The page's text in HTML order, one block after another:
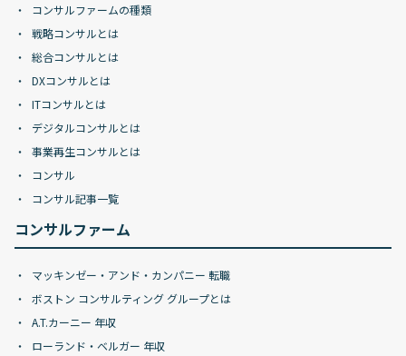
コンサルファームの種類
戦略コンサルとは
総合コンサルとは
DXコンサルとは
ITコンサルとは
デジタルコンサルとは
事業再生コンサルとは
コンサル
コンサル記事一覧
コンサルファーム
マッキンゼー・アンド・カンパニー 転職
ボストン コンサルティング グループとは
A.T.カーニー 年収
ローランド・ベルガー 年収